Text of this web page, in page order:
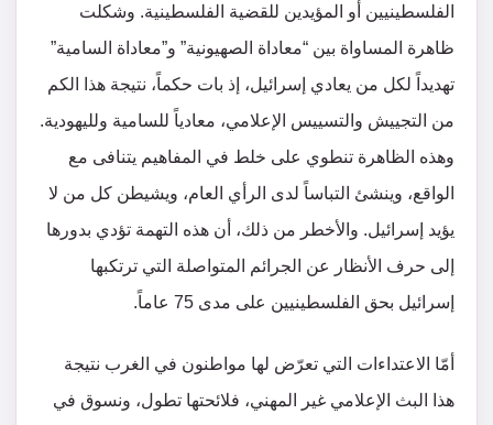
الفلسطينيين أو المؤيدين للقضية الفلسطينية. وشكلت
ظاهرة المساواة بين “معاداة الصهيونية” و”معاداة السامية”
تهديداً لكل من يعادي إسرائيل، إذ بات حكماً، نتيجة هذا الكم
من التجييش والتسييس الإعلامي، معادياً للسامية ولليهودية.
وهذه الظاهرة تنطوي على خلط في المفاهيم يتنافى مع
الواقع، وينشئ التباساً لدى الرأي العام، ويشيطن كل من لا
يؤيد إسرائيل. والأخطر من ذلك، أن هذه التهمة تؤدي بدورها
إلى حرف الأنظار عن الجرائم المتواصلة التي ترتكبها
إسرائيل بحق الفلسطينيين على مدى 75 عاماً.
أمّا الاعتداءات التي تعرّض لها مواطنون في الغرب نتيجة
هذا البث الإعلامي غير المهني، فلائحتها تطول، ونسوق في